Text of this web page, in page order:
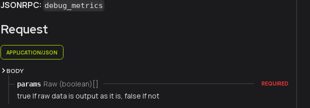
JSONRPC: debug_metrics
Request
APPLICATION/JSON
BODY
params Raw (boolean)[] REQUIRED
true If raw data is output as it is, false If not